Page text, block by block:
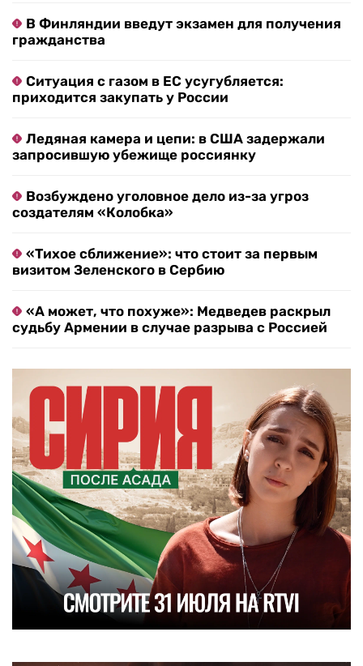
В Финляндии введут экзамен для получения
гражданства
Ситуация с газом в ЕС усугубляется:
приходится закупать у России
Ледяная камера и цепи: в США задержали
запросившую убежище россиянку
Возбуждено уголовное дело из-за угроз
создателям «Колобка»
«Тихое сближение»: что стоит за первым
визитом Зеленского в Сербию
«А может, что похуже»: Медведев раскрыл
судьбу Армении в случае разрыва с Россией